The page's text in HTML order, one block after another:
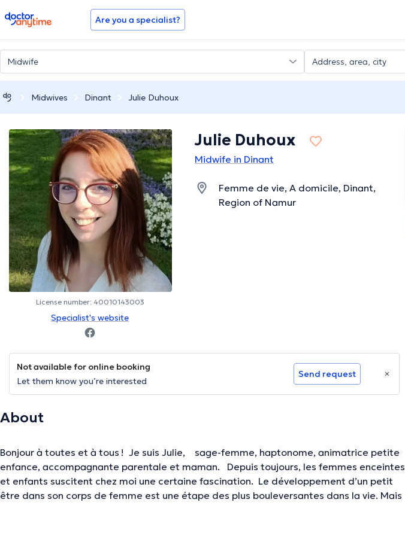
doctoranytime Are you a specialist?
Midwives Dinant Julie Duhoux
License number: 40010143003
Specialist's website
Julie Duhoux
Midwife in Dinant
Femme de vie, A domicile, Dinant,
Region of Namur
Not available for online booking
Let them know you’re interested
Send request
About
Bonjour à toutes et à tous ! ​ Je suis Julie, sage-femme, haptonome, animatrice petite
enfance, accompagnante parentale et maman. Depuis toujours, les femmes enceintes
et enfants suscitent chez moi une certaine fascination. ​ Le développement d’un petit
être dans son corps de femme est une étape des plus bouleversantes dans la vie. Mais